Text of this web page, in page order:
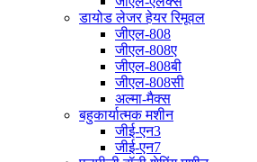
डायोड लेजर हेयर रिमूवल
जीएल-808
जीएल-808ए
जीएल-808बी
जीएल-808सी
अल्मा-मैक्स
बहुकार्यात्मक मशीन
जीई-एन3
जीई-एन7